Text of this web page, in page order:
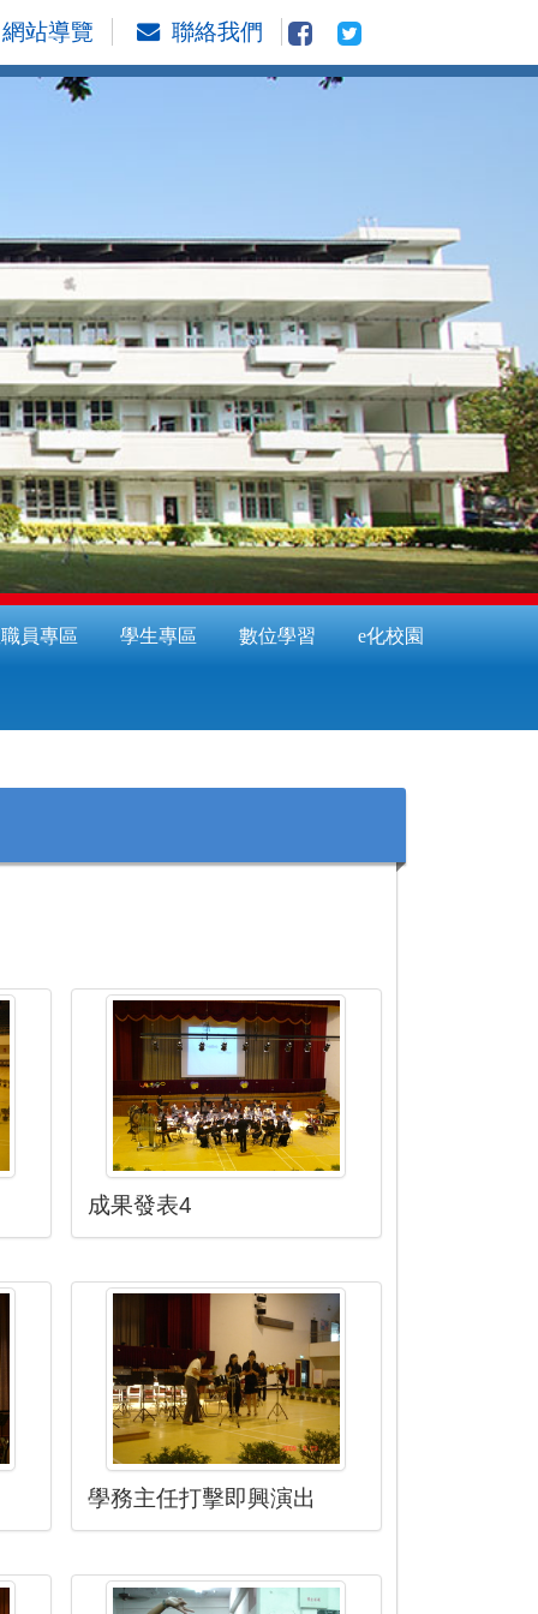
網站導覽 聯絡我們
員專區 學生專區 數位學習 e化校園
成果發表4
學務主任打擊即興演出